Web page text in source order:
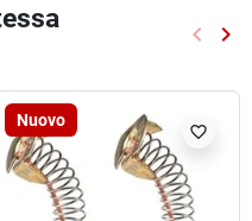
keyboard_arrow_left keyboard_arrow_right
Nuovo
favorite_border